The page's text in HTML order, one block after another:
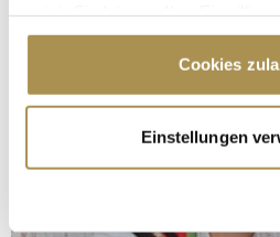
Cookie-Erklärung oder durch
Trigger Symbol ändern oder
Informationen über Ihre
erfassen, welche bis auf
Cookies
Einstellungen